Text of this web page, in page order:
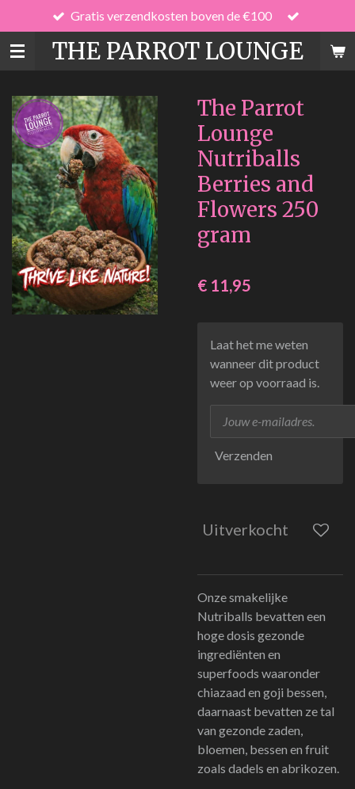
direct
naar
de
THE PARROT LOUNGE
Gratis verzendkosten boven de €100
The Parrot
Lounge
Nutriballs
Berries and
Flowers 250
gram
€ 11,95
Laat het me weten
wanneer dit product
weer op voorraad is.
Verzenden
Uitverkocht
Onze smakelijke
Nutriballs bevatten een
hoge dosis gezonde
ingrediënten en
superfoods waaronder
chiazaad en goji bessen,
daarnaast bevatten ze tal
van gezonde zaden,
bloemen, bessen en fruit
zoals dadels en abrikozen.